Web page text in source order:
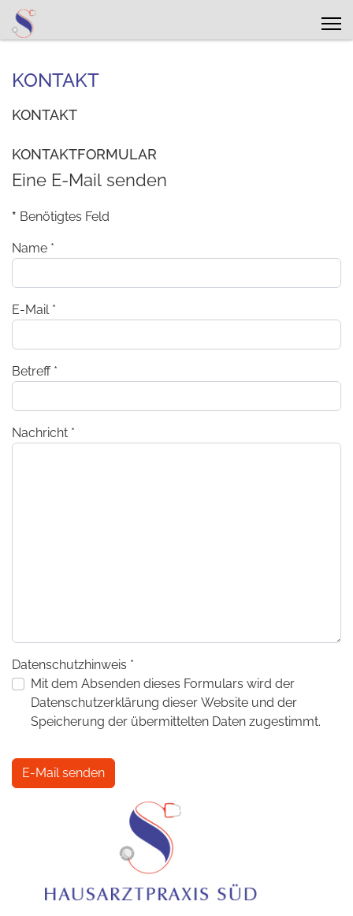
KONTAKT
KONTAKT
KONTAKTFORMULAR
Eine E-Mail senden
* Benötigtes Feld
Name *
E-Mail*
Betreff*
Nachricht *
Datenschutzhinweis *
Datenschutzhinweis
Mit dem Absenden dieses Formulars wird der
Datenschutzerklärung dieser Website und der
Speicherung der übermittelten Daten zugestimmt.
E-Mail senden